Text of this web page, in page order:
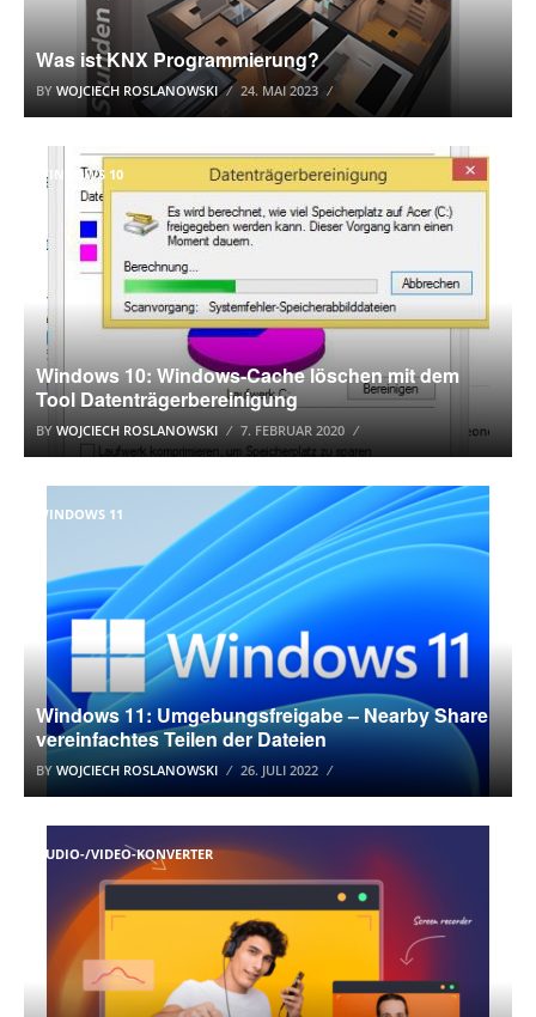
Was ist KNX Programmierung?
BY WOJCIECH ROSLANOWSKI 24. MAI 2023
WINDOWS 10
Windows 10: Windows-Cache löschen mit dem
Tool Datenträgerbereinigung
BY WOJCIECH ROSLANOWSKI 7. FEBRUAR 2020
WINDOWS 11
Windows 11: Umgebungsfreigabe – Nearby Share
vereinfachtes Teilen der Dateien
BY WOJCIECH ROSLANOWSKI 26. JULI 2022
AUDIO-/VIDEO-KONVERTER